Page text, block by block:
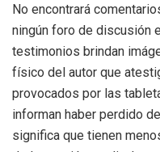
No encontrará
ningún foro de discusión
testimonios brindan
físico del autor que
provocados por las
informan haber perdido
significa que tienen